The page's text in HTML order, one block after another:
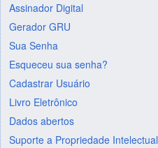
Assinador Digital
Gerador GRU
Sua Senha
Esqueceu sua senha?
Cadastrar Usuário
Livro Eletrônico
Dados abertos
Suporte a Propriedade Intelectual